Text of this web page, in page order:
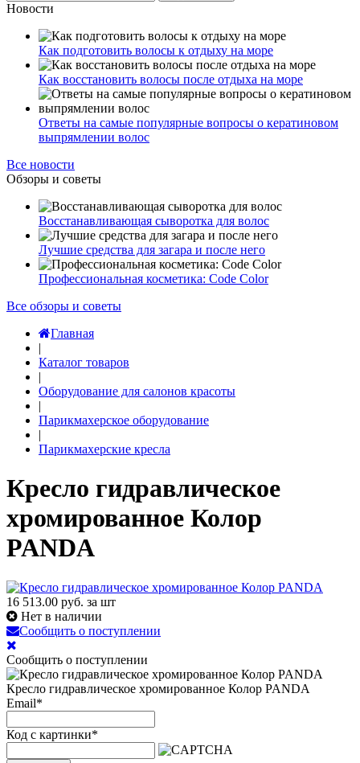
Новости
Как подготовить волосы к отдыху на море
Как восстановить волосы после отдыха на море
Ответы на самые популярные вопросы о кератиновом
выпрямлении волос
Все новости
Обзоры и советы
Восстанавливающая сыворотка для волос
Лучшие средства для загара и после него
Профессиональная косметика: Code Color
Все обзоры и советы
Главная
|
Каталог товаров
|
Оборудование для салонов красоты
|
Парикмахерское оборудование
|
Парикмахерские кресла
Кресло гидравлическое
хромированное Колор
PANDA
16 513.00 руб. за шт
Нет в наличии
Сообщить о поступлении
Сообщить о поступлении
Кресло гидравлическое хромированное Колор PANDA
Email*
Код с картинки*